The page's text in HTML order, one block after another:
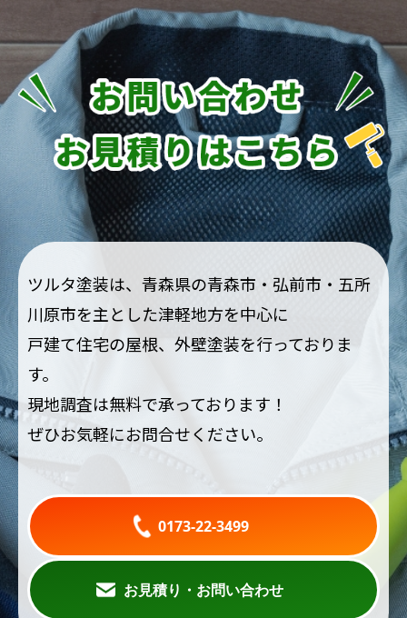
ツルタ塗装は、青森県の青森市・弘前市・五所
川原市を主とした津軽地方を中心に
戸建て住宅の屋根、外壁塗装を行っておりま
す。
現地調査は無料で承っております！
ぜひお気軽にお問合せください。
0173-22-3499
お見積り・お問い合わせ